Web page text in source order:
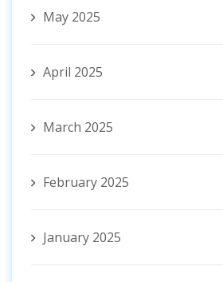
May 2025
April 2025
March 2025
February 2025
January 2025